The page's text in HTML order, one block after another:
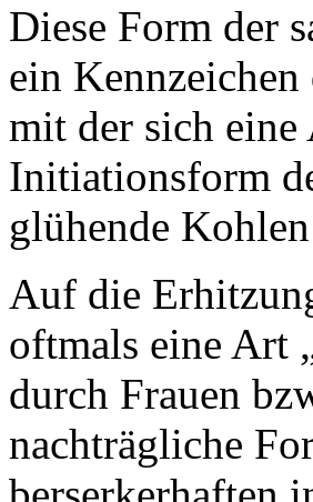
Diese Form der
ein
mit der sich
Initiationsform
glühende
Auf die
oftmals eine Art
durch Frauen
nachträgliche